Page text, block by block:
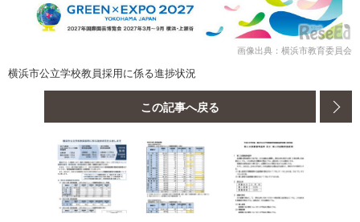
画像出典：横浜市教育委員会
横浜市公立学校教員採用に係る進捗状況
この記事へ戻る